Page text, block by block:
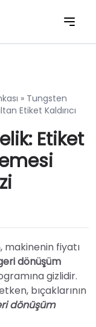
» Tungsten
Etiket Kaldırıcı
Etiket
makinenin fiyatı
dönüşüm
gizlidir.
bıçaklarının
dönüşüm